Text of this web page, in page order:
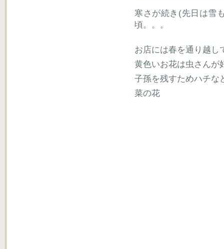
寒さが続き(先日は雪
頃。。。
お店には春を通り越し
黄色いお花は虫さんが
子孫を残すためハチな
菜の花